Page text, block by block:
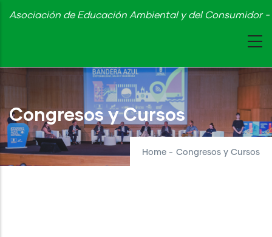
Skip
content
Asociación de Educación Ambiental y del Consumidor
Congresos y Cursos
Home - Congresos y Cursos